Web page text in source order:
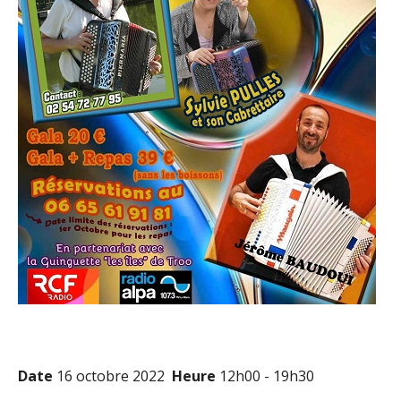
Date 16 octobre 2022 Heure 12h00 - 19h30